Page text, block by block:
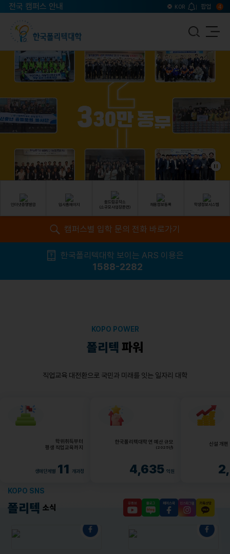
전국 캠퍼스 안내 KOR 팝업 4
인터넷증명발급 입시홈페이지
꿈드림공작소
(소규모사업장훈련)
채용정보등록 학생정보시스템
캠퍼스별 입학 문의 전화 바로가기
한국폴리텍대학 보이는 ARS 이용은
1588-2282
KOPO POWER
폴리텍 파워
직업교육 대전환으로 국민과 미래를 잇는 일자리 대학
학위취득부터
평생 직업교육까지
생애단계별 11 개과정
한국폴리텍대학 연 예산 규모
(2025년)
4,635 억원
신설 개편
KOPO SNS
폴리텍 소식